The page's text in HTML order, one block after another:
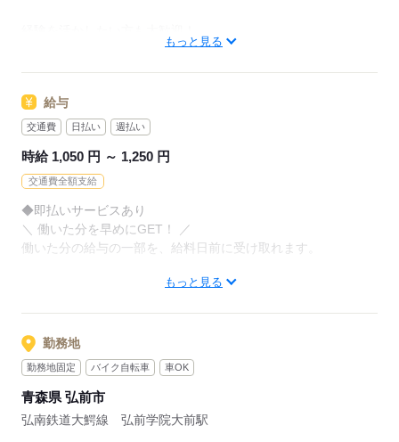
●部品の組み立て・加工 など
アナタの希望に合ったお仕事を
お探しします！
「自宅の近く」「座り作業」など
なんでもご相談ください。
まずはお気軽にご応募ください。
応募する
お持ちの免許・資格を活かした
20代～50代と幅広い年齢の方が、
様々な職場で活躍中です！
もっと見る
給与
交通費 日払い 週払い
時給 1,050 円 ～ 1,250 円
交通費全額支給
◆即払いサービスあり
＼ 働いた分を早めにGET！ ／
働いた分の給与の一部を、給料日前に受け取れます。
※最短5日後から受け取り可能
※給与は原則【月末締め／翌月25日払い】
※当社規定あり
◆深夜手当アリ
もっと見る
勤務地
勤務地固定 バイク自転車 車OK
青森県 弘前市
弘南鉄道大鰐線 弘前学院大前駅